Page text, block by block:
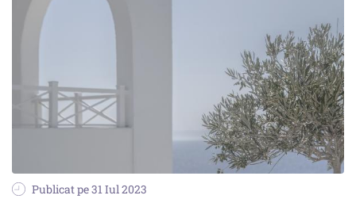
Publicat pe 31 Iul 2023